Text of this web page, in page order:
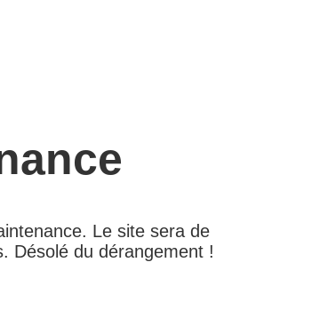
Le site sera de
Désolé du dérangement !